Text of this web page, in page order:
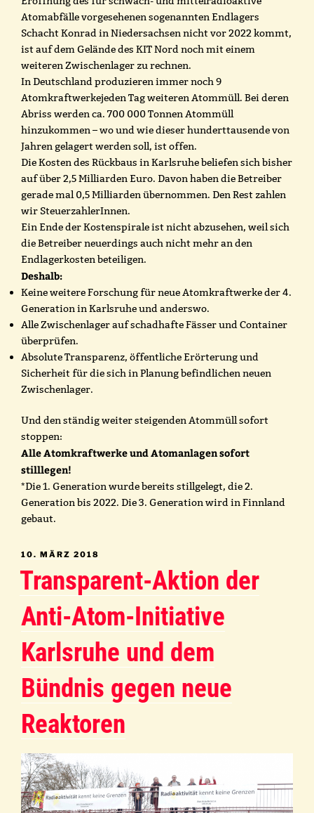
Atomabfälle vorgesehenen sogenannten Endlagers
Schacht Konrad in Niedersachsen nicht vor 2022 kommt,
ist auf dem Gelände des KIT Nord noch mit einem
weiteren Zwischenlager zu rechnen.
In Deutschland produzieren immer noch 9
Atomkraftwerkejeden Tag weiteren Atommüll. Bei deren
Abriss werden ca. 700 000 Tonnen Atommüll
hinzukommen – wo und wie dieser hunderttausende von
Jahren gelagert werden soll, ist offen.
Die Kosten des Rückbaus in Karlsruhe beliefen sich bisher
auf über 2,5 Milliarden Euro. Davon haben die Betreiber
gerade mal 0,5 Milliarden übernommen. Den Rest zahlen
wir SteuerzahlerInnen.
Ein Ende der Kostenspirale ist nicht abzusehen, weil sich
die Betreiber neuerdings auch nicht mehr an den
Endlagerkosten beteiligen.
Deshalb:
Keine weitere Forschung für neue Atomkraftwerke der 4.
Generation in Karlsruhe und anderswo.
Alle Zwischenlager auf schadhafte Fässer und Container
überprüfen.
Absolute Transparenz, öffentliche Erörterung und
Sicherheit für die sich in Planung befindlichen neuen
Zwischenlager.
Und den ständig weiter steigenden Atommüll sofort
stoppen:
Alle Atomkraftwerke und Atomanlagen sofort
stilllegen!
*Die 1. Generation wurde bereits stillgelegt, die 2.
Generation bis 2022. Die 3. Generation wird in Finnland
gebaut.
VERÖFFENTLICHT
10. MÄRZ 2018
Transparent-Aktion der
Anti-Atom-Initiative
Karlsruhe und dem
Bündnis gegen neue
Reaktoren